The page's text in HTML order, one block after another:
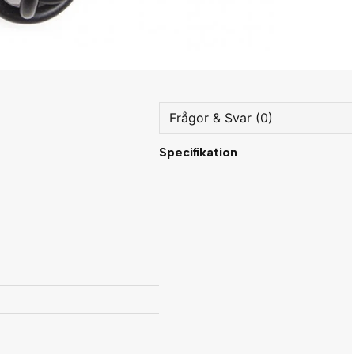
Frågor & Svar (0)
question
Specifikation